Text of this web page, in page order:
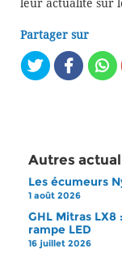
leur actualité sur
Partager sur
Autres
Les écumeurs
1 août 2026
GHL Mitras
rampe LED
16 juillet 2026